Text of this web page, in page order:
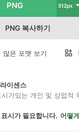
PNG 512px
PNG 복사하기
많은 포맷 보기
이센스
가있는 개인 및 상업적
시가 필요합니다. 어떻